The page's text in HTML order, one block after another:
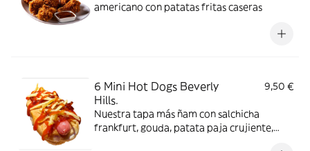
americano con patatas fritas caseras
6 Mini Hot Dogs Beverly
Hills.
9,50 €
Nuestra tapa más ñam con salchicha
frankfurt, gouda, patata paja crujiente,